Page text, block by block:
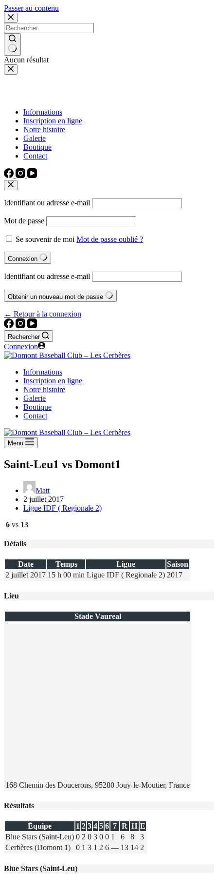
Passer au contenu
Aucun résultat
Informations
Inscription en ligne
Notre histoire
Galerie
Boutique
Contact
Identifiant ou adresse e-mail
Mot de passe
Se souvenir de moi Mot de passe oublié ?
Connexion
Identifiant ou adresse e-mail
Obtenir un nouveau mot de passe
← Retour à la connexion
Rechercher
Connexion
Informations
Inscription en ligne
Notre histoire
Galerie
Boutique
Contact
Menu
Saint-Leu1 vs Domont1
Matt
2 juillet 2017
Ligue IDF ( Regionale 2)
6 vs 13
Détails
Date Temps Ligue
Saison
2 juillet 2017 15 h 00 min Ligue IDF ( Regionale 2) 2017
Lieu
Stade Vaureal
168 Chemin des Doucerons, 95280 Jouy-le-Moutier, France
Résultats
Équipe 1 2 3 4 5 6 7 R H E
Blue Stars (Saint-Leu) 0 2 0 3 0 0 1 6 8
3
Cerbères (Domont 1)
0 1 3 1 2 6 — 13 14 2
Blue Stars (Saint-Leu)